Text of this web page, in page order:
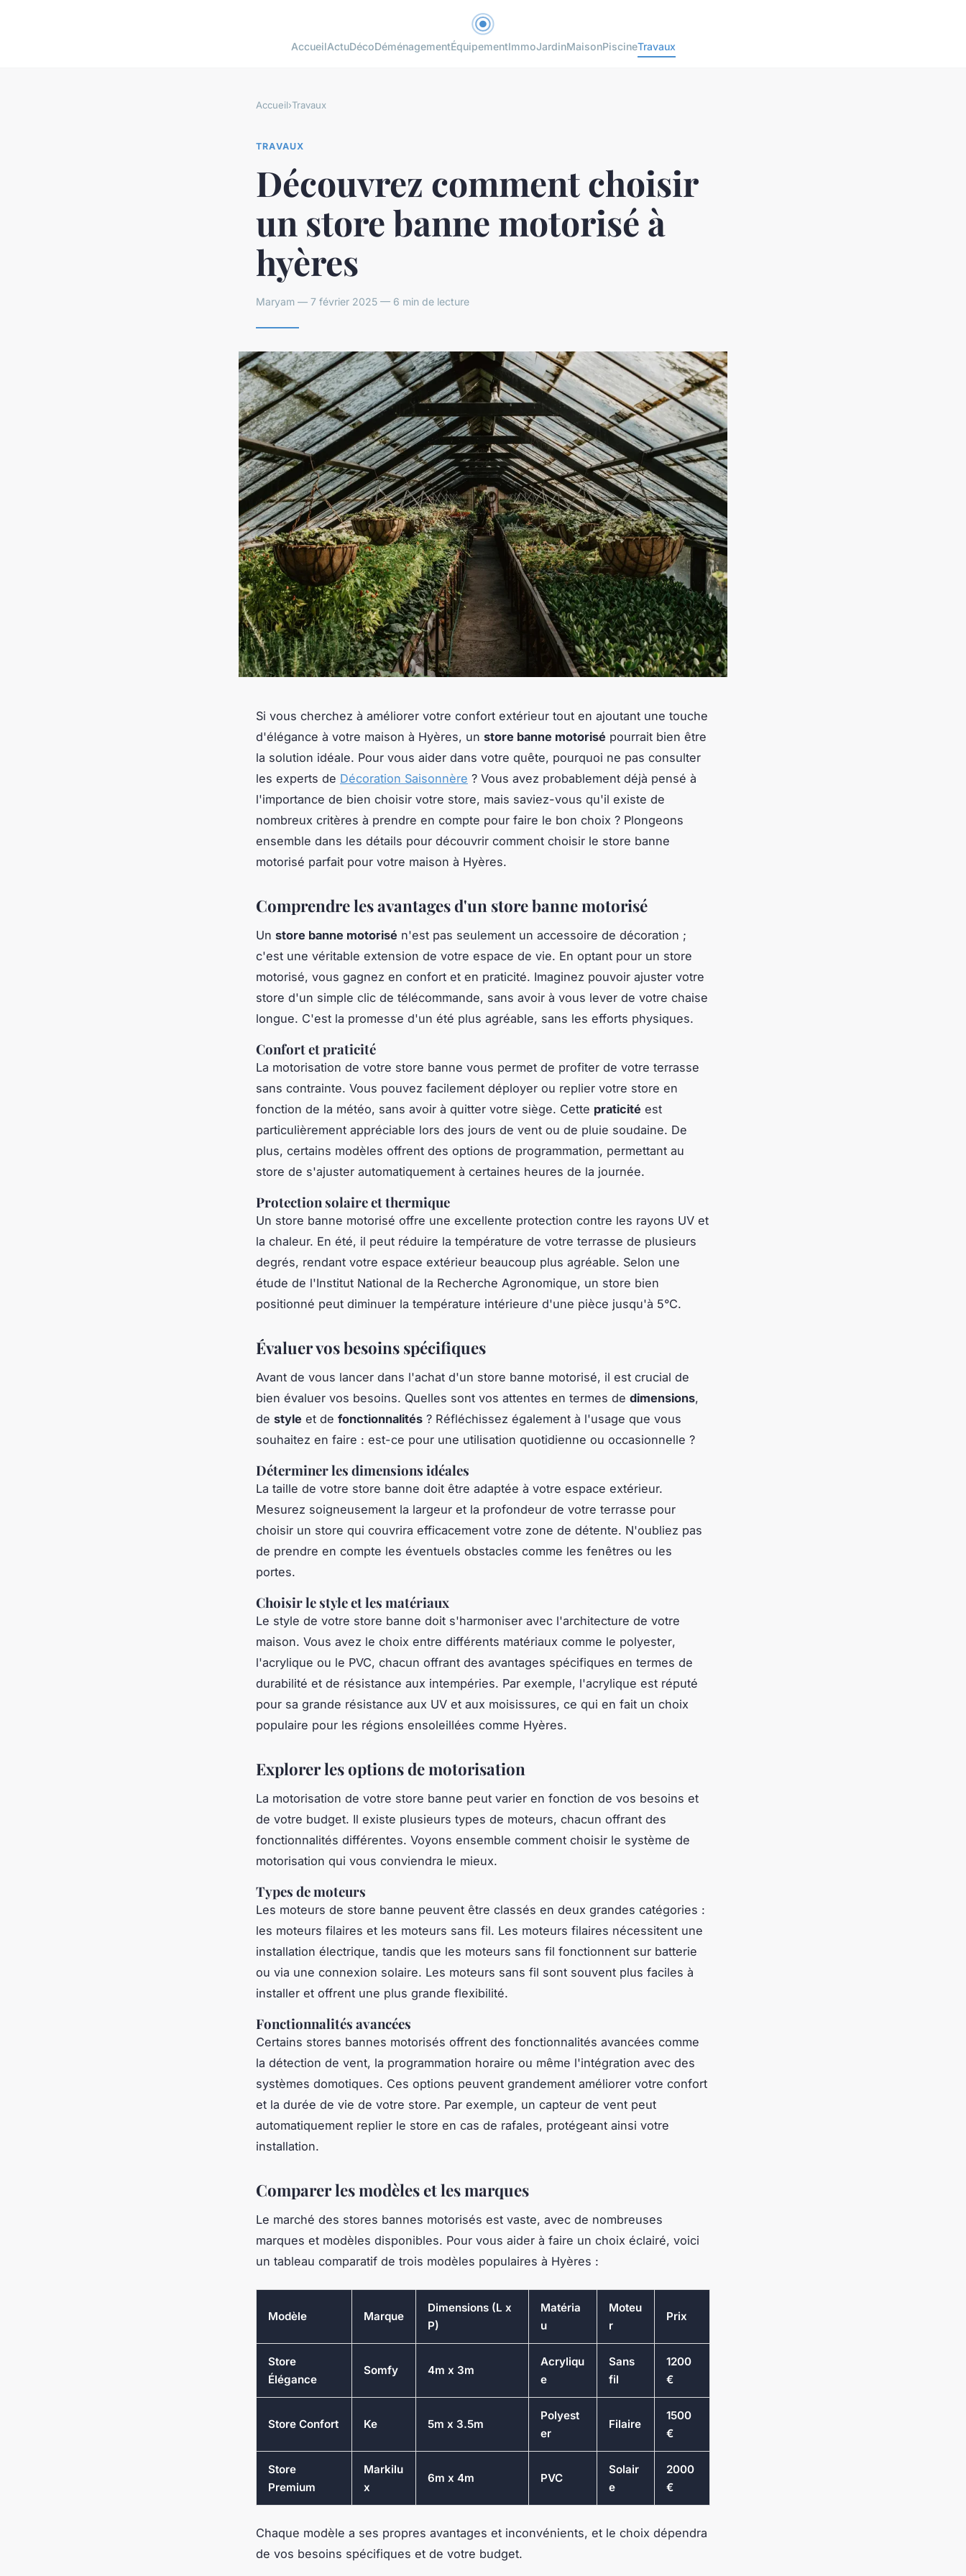
AccueilActuDécoDéménagementÉquipementImmoJardinMaisonPiscineTravaux
Accueil›Travaux
TRAVAUX
Découvrez comment choisir
un store banne motorisé à
hyères
Maryam — 7 février 2025 — 6 min de lecture
Si vous cherchez à améliorer votre confort extérieur tout en ajoutant une touche
d'élégance à votre maison à Hyères, un store banne motorisé pourrait bien être
la solution idéale. Pour vous aider dans votre quête, pourquoi ne pas consulter
les experts de Décoration Saisonnère ? Vous avez probablement déjà pensé à
l'importance de bien choisir votre store, mais saviez-vous qu'il existe de
nombreux critères à prendre en compte pour faire le bon choix ? Plongeons
ensemble dans les détails pour découvrir comment choisir le store banne
motorisé parfait pour votre maison à Hyères.
Comprendre les avantages d'un store banne motorisé
Un store banne motorisé n'est pas seulement un accessoire de décoration ;
c'est une véritable extension de votre espace de vie. En optant pour un store
motorisé, vous gagnez en confort et en praticité. Imaginez pouvoir ajuster votre
store d'un simple clic de télécommande, sans avoir à vous lever de votre chaise
longue. C'est la promesse d'un été plus agréable, sans les efforts physiques.
Confort et praticité
La motorisation de votre store banne vous permet de profiter de votre terrasse
sans contrainte. Vous pouvez facilement déployer ou replier votre store en
fonction de la météo, sans avoir à quitter votre siège. Cette praticité est
particulièrement appréciable lors des jours de vent ou de pluie soudaine. De
plus, certains modèles offrent des options de programmation, permettant au
store de s'ajuster automatiquement à certaines heures de la journée.
Protection solaire et thermique
Un store banne motorisé offre une excellente protection contre les rayons UV et
la chaleur. En été, il peut réduire la température de votre terrasse de plusieurs
degrés, rendant votre espace extérieur beaucoup plus agréable. Selon une
étude de l'Institut National de la Recherche Agronomique, un store bien
positionné peut diminuer la température intérieure d'une pièce jusqu'à 5°C.
Évaluer vos besoins spécifiques
Avant de vous lancer dans l'achat d'un store banne motorisé, il est crucial de
bien évaluer vos besoins. Quelles sont vos attentes en termes de dimensions,
de style et de fonctionnalités ? Réfléchissez également à l'usage que vous
souhaitez en faire : est-ce pour une utilisation quotidienne ou occasionnelle ?
Déterminer les dimensions idéales
La taille de votre store banne doit être adaptée à votre espace extérieur.
Mesurez soigneusement la largeur et la profondeur de votre terrasse pour
choisir un store qui couvrira efficacement votre zone de détente. N'oubliez pas
de prendre en compte les éventuels obstacles comme les fenêtres ou les
portes.
Choisir le style et les matériaux
Le style de votre store banne doit s'harmoniser avec l'architecture de votre
maison. Vous avez le choix entre différents matériaux comme le polyester,
l'acrylique ou le PVC, chacun offrant des avantages spécifiques en termes de
durabilité et de résistance aux intempéries. Par exemple, l'acrylique est réputé
pour sa grande résistance aux UV et aux moisissures, ce qui en fait un choix
populaire pour les régions ensoleillées comme Hyères.
Explorer les options de motorisation
La motorisation de votre store banne peut varier en fonction de vos besoins et
de votre budget. Il existe plusieurs types de moteurs, chacun offrant des
fonctionnalités différentes. Voyons ensemble comment choisir le système de
motorisation qui vous conviendra le mieux.
Types de moteurs
Les moteurs de store banne peuvent être classés en deux grandes catégories :
les moteurs filaires et les moteurs sans fil. Les moteurs filaires nécessitent une
installation électrique, tandis que les moteurs sans fil fonctionnent sur batterie
ou via une connexion solaire. Les moteurs sans fil sont souvent plus faciles à
installer et offrent une plus grande flexibilité.
Fonctionnalités avancées
Certains stores bannes motorisés offrent des fonctionnalités avancées comme
la détection de vent, la programmation horaire ou même l'intégration avec des
systèmes domotiques. Ces options peuvent grandement améliorer votre confort
et la durée de vie de votre store. Par exemple, un capteur de vent peut
automatiquement replier le store en cas de rafales, protégeant ainsi votre
installation.
Comparer les modèles et les marques
Le marché des stores bannes motorisés est vaste, avec de nombreuses
marques et modèles disponibles. Pour vous aider à faire un choix éclairé, voici
un tableau comparatif de trois modèles populaires à Hyères :
Modèle Marque
Dimensions (L x
P)
Matéria
u
Moteu
r
Prix
Store
Élégance
Somfy 4m x 3m
Acryliqu
e
Sans
fil
1200
€
Store Confort Ke 5m x 3.5m
Polyest
er
Filaire
1500
€
Store
Premium
Markilu
x
6m x 4m PVC
Solair
e
2000
€
Chaque modèle a ses propres avantages et inconvénients, et le choix dépendra
de vos besoins spécifiques et de votre budget.